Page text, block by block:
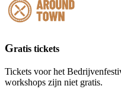
Gratis tickets
Tickets voor het
workshops zijn niet gratis.